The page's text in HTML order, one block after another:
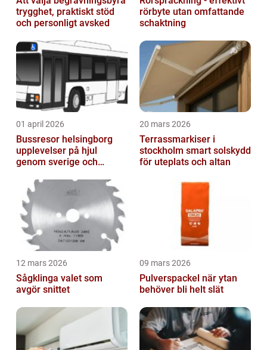
trygghet, praktiskt stöd
och personligt avsked
rörbyte utan omfattande
schaktning
01 april 2026
Bussresor helsingborg
upplevelser på hjul
genom sverige och
20 mars 2026
Terrassmarkiser i
stockholm smart solskydd
för uteplats och altan
12 mars 2026
Sågklinga valet som
avgör snittet
09 mars 2026
Pulverspackel när ytan
behöver bli helt slät